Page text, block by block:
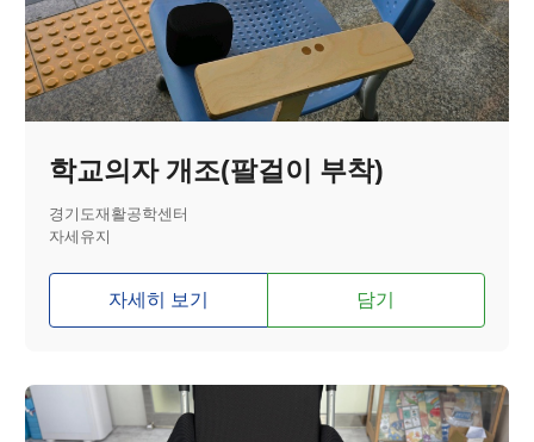
학교의자 개조(팔걸이 부착)
경기도재활공학센터
자세유지
자세히 보기 담기